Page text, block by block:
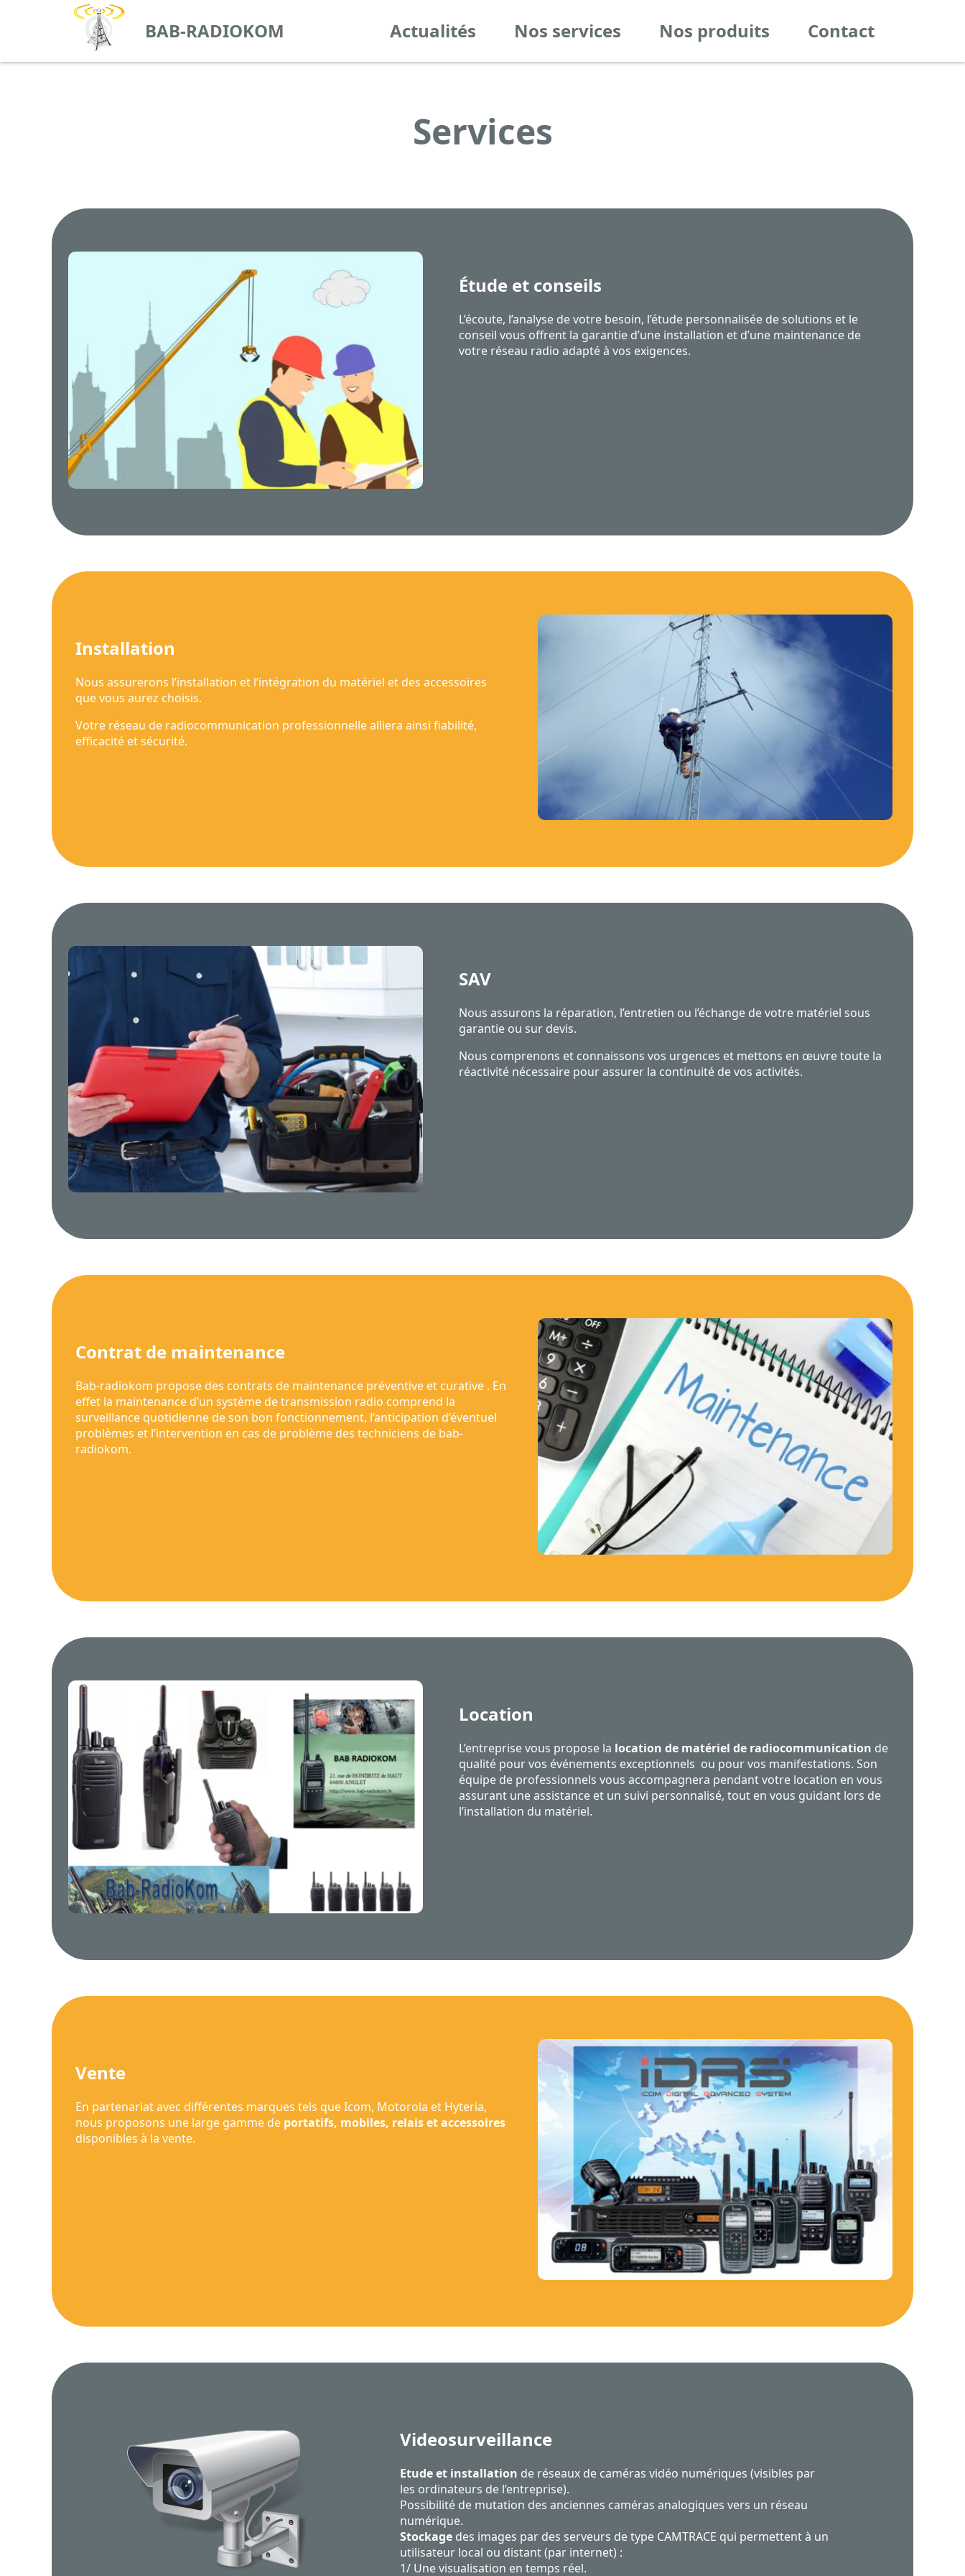
BAB-RADIOKOM Actualités Nos services Nos produits Contact
Services
Étude et conseils
L’écoute, l’analyse de votre besoin, l’étude personnalisée de solutions et le
conseil vous offrent la garantie d’une installation et d’une maintenance de
votre réseau radio adapté à vos exigences.
Installation
Nous assurerons l’installation et l’intégration du matériel et des accessoires
que vous aurez choisis.
Votre réseau de radiocommunication professionnelle alliera ainsi fiabilité,
efficacité et sécurité.
SAV
Nous assurons la réparation, l’entretien ou l’échange de votre matériel sous
garantie ou sur devis.
Nous comprenons et connaissons vos urgences et mettons en œuvre toute la
réactivité nécessaire pour assurer la continuité de vos activités.
Contrat de maintenance
Bab-radiokom propose des contrats de maintenance préventive et curative . En
effet la maintenance d’un système de transmission radio comprend la
surveillance quotidienne de son bon fonctionnement, l’anticipation d’éventuel
problèmes et l’intervention en cas de problème des techniciens de bab-
radiokom.
Location
L’entreprise vous propose la location de matériel de radiocommunication de
qualité pour vos événements exceptionnels ou pour vos manifestations. Son
équipe de professionnels vous accompagnera pendant votre location en vous
assurant une assistance et un suivi personnalisé, tout en vous guidant lors de
l’installation du matériel.
Vente
En partenariat avec différentes marques tels que Icom, Motorola et Hyteria,
nous proposons une large gamme de portatifs, mobiles, relais et accessoires
disponibles à la vente.
Videosurveillance
Etude et installation de réseaux de caméras vidéo numériques (visibles par
les ordinateurs de l’entreprise).
Possibilité de mutation des anciennes caméras analogiques vers un réseau
numérique.
Stockage des images par des serveurs de type CAMTRACE qui permettent à un
utilisateur local ou distant (par internet) :
1/ Une visualisation en temps réel.